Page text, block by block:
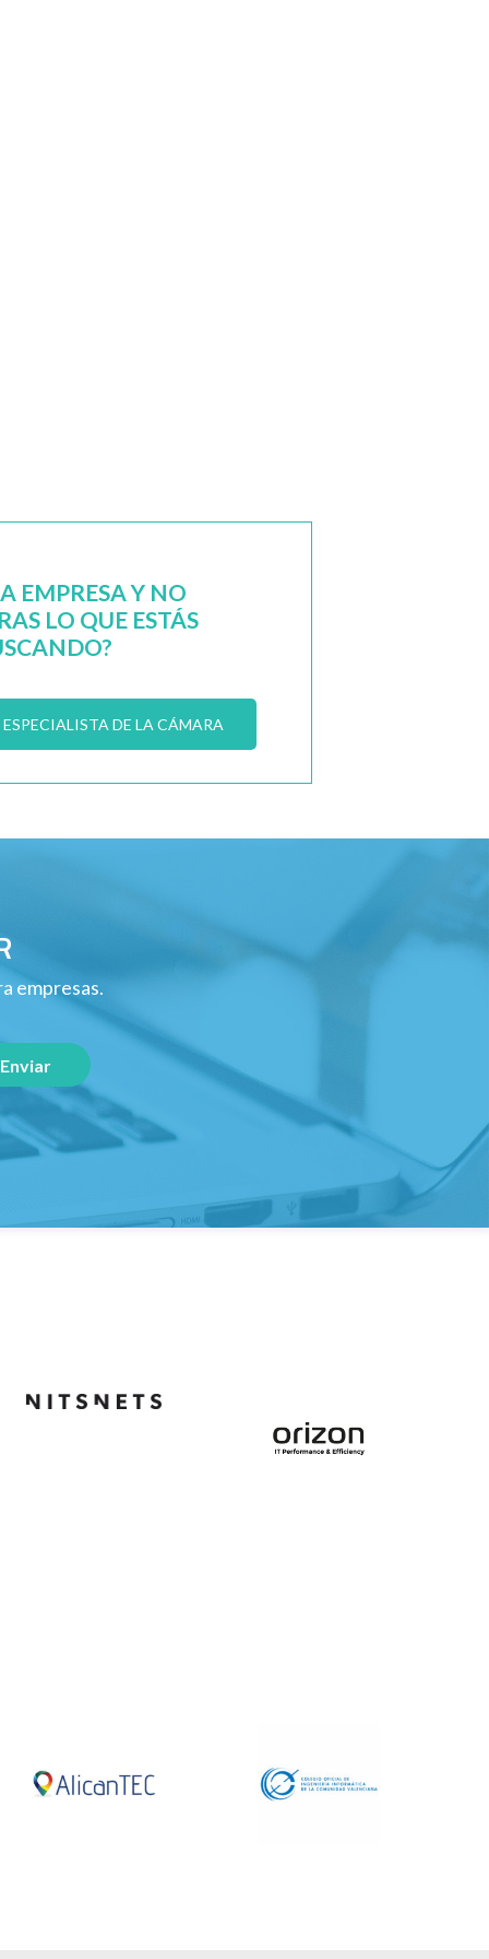
EMPRESA Y NO
LO QUE ESTÁS
DE LA CÁMARA
empresas.